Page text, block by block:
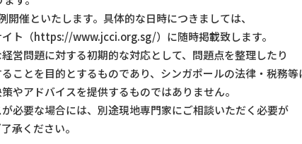
開催といたします。具体的な日時につきましては、
ト（https://www.jcci.org.sg/）に随時掲載致します。
営問題に対する初期的な対応として、問題点を整理したり
ことを目的とするものであり、シンガポールの法律・税務等
やアドバイスを提供するものではありません。
必要な場合には、別途現地専門家にご相談いただく必要が
承ください。